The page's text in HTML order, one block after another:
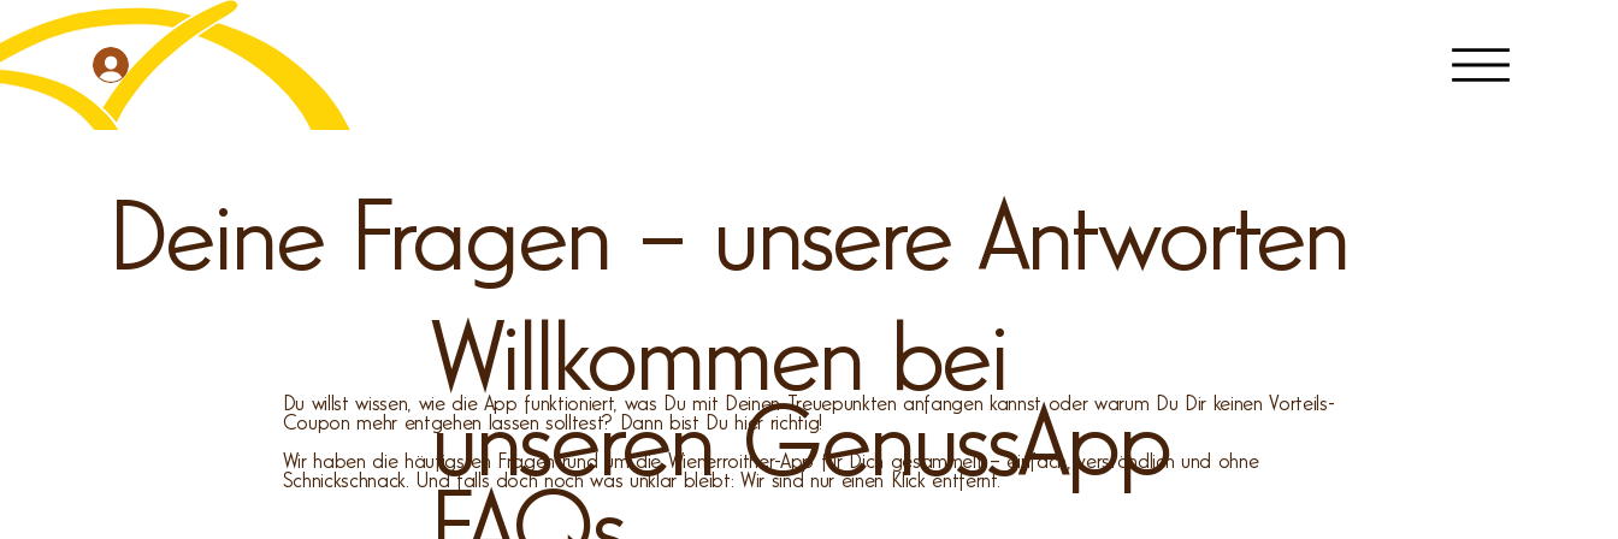
Deine Fragen – unsere Antworten
Willkommen bei
unseren GenussApp
Du willst wissen, wie die App funktioniert, was Du mit Deinen Treuepunkten anfangen kannst oder warum Du Dir keinen Vorteils-
Coupon mehr entgehen lassen solltest? Dann bist Du hier richtig!
Wir haben die häufigsten Fragen rund um die Wienerroither-App für Dich gesammelt – einfach, verständlich und ohne
Schnickschnack. Und falls doch noch was unklar bleibt: Wir sind nur einen Klick entfernt.